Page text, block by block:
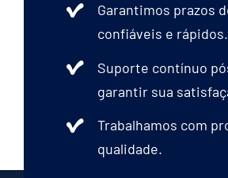
Garantimos prazos
confiáveis e rápidos.
Suporte contínuo
garantir sua
Trabalhamos com
qualidade.